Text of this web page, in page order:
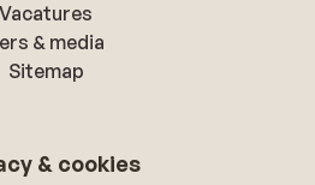
Vacatures
& media
Sitemap
& cookies